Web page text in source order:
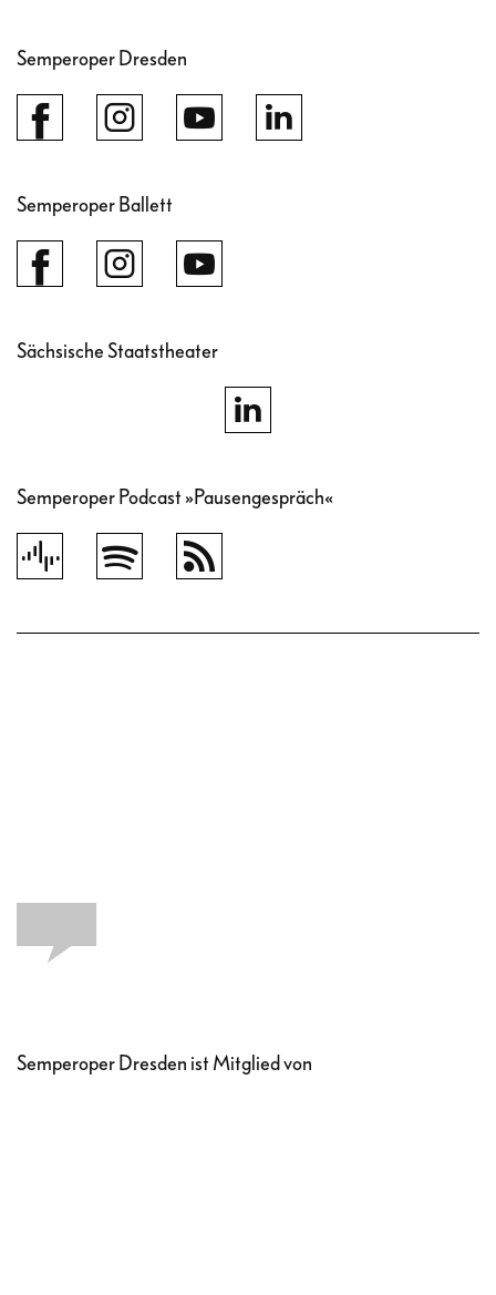
Semperoper Dresden
Semperoper Ballett
Sächsische Staatstheater
Semperoper Podcast »Pausengespräch«
Semperoper Dresden ist Mitglied von